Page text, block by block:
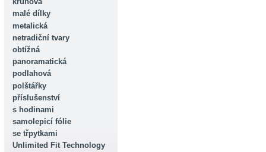
malé dílky
metalická
netradiční tvary
obtížná
panoramatická
podlahová
polštářky
příslušenství
s hodinami
samolepicí fólie
se třpytkami
Unlimited Fit Technology